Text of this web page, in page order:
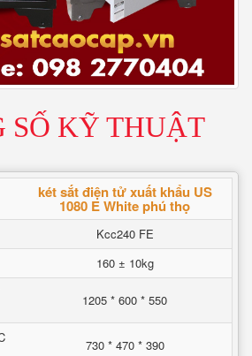
SỐ KỸ THUẬT
két sắt điện tử xuất khẩu US
1080 E White phú thọ
Kcc240 FE
160 ± 10kg
1205 * 600 * 550
730 * 470 * 390